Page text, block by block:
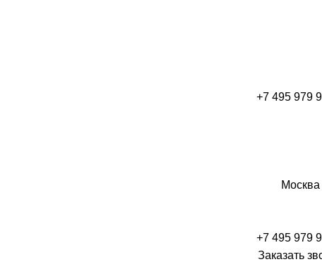
+7 495 979
Москва
+7 495 979
Заказать